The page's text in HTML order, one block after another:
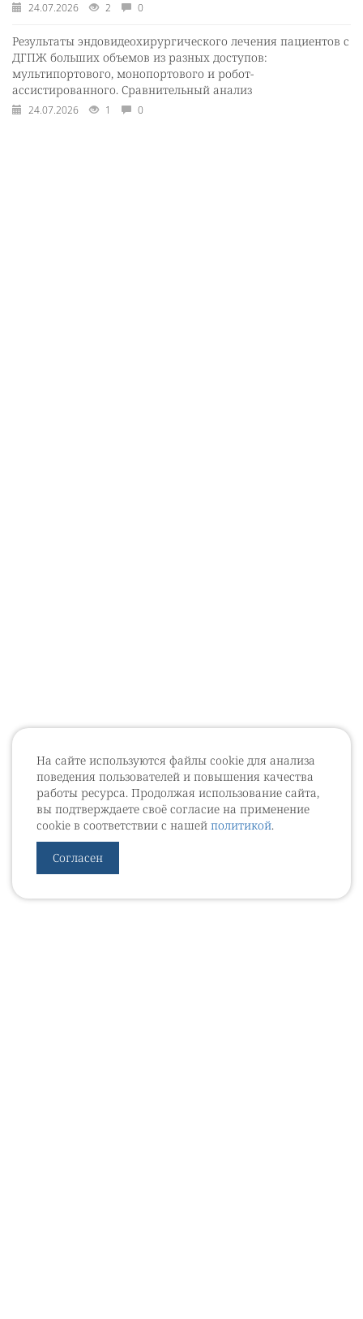
На сайте используются файлы cookie для анализа
поведения пользователей и повышения качества
работы ресурса. Продолжая использование сайта,
вы подтверждаете своё согласие на применение
cookie в соответствии с нашей политикой.
Согласен
24.07.2026 2 0
Результаты эндовидеохирургического лечения пациентов с
ДГПЖ больших объемов из разных доступов:
мультипортового, монопортового и робот-
ассистированного. Сравнительный анализ
24.07.2026 1 0